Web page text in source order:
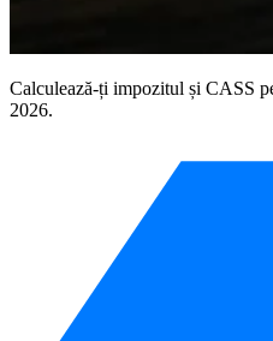
Calculează-ți impozitul și CASS
2026.